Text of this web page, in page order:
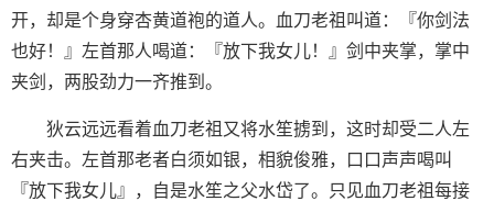
开，却是个身穿杏黄道袍的道人。血刀老祖叫道：『你剑法
也好！』左首那人喝道：『放下我女儿！』剑中夹掌，掌中
夹剑，两股劲力一齐推到。
狄云远远看着血刀老祖又将水笙掳到，这时却受二人左
右夹击。左首那老者白须如银，相貌俊雅，口口声声喝叫
『放下我女儿』，自是水笙之父水岱了。只见血刀老祖每接